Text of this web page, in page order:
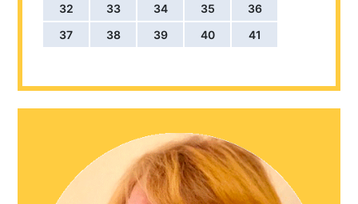
32
33 34 35
36
37
38 39 40 41